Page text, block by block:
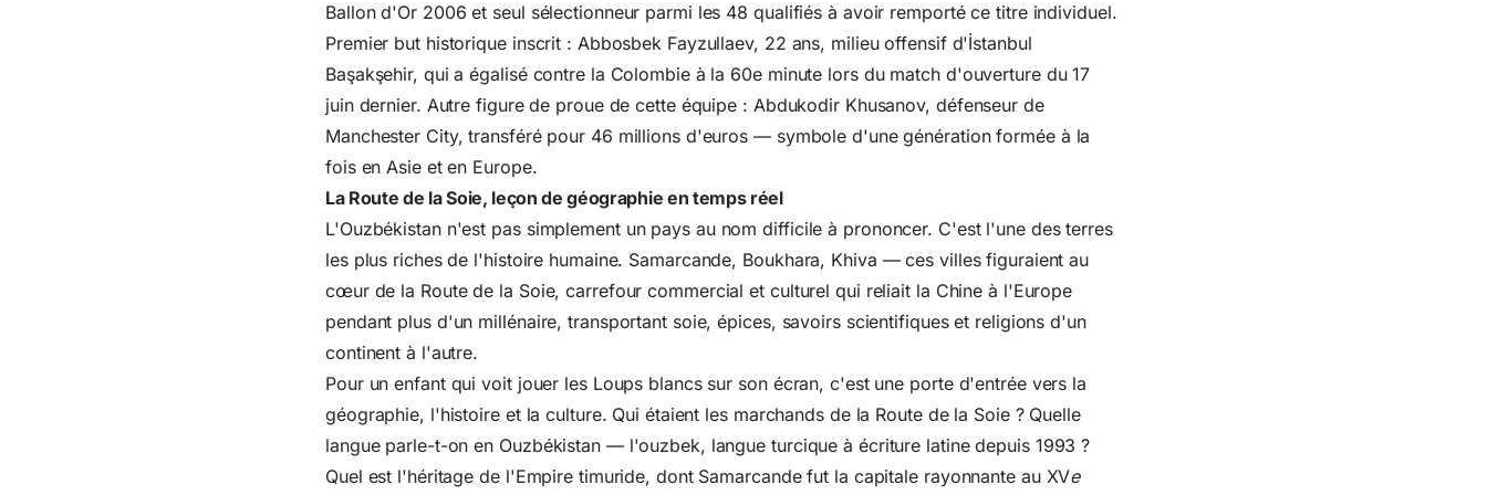
Ballon d'Or 2006 et seul sélectionneur parmi les 48 qualifiés à avoir remporté ce titre individuel.
Premier but historique inscrit : Abbosbek Fayzullaev, 22 ans, milieu offensif d'İstanbul
Başakşehir, qui a égalisé contre la Colombie à la 60e minute lors du match d'ouverture du 17
juin dernier. Autre figure de proue de cette équipe : Abdukodir Khusanov, défenseur de
Manchester City, transféré pour 46 millions d'euros — symbole d'une génération formée à la
fois en Asie et en Europe.
La Route de la Soie, leçon de géographie en temps réel
L'Ouzbékistan n'est pas simplement un pays au nom difficile à prononcer. C'est l'une des terres
les plus riches de l'histoire humaine. Samarcande, Boukhara, Khiva — ces villes figuraient au
cœur de la Route de la Soie, carrefour commercial et culturel qui reliait la Chine à l'Europe
pendant plus d'un millénaire, transportant soie, épices, savoirs scientifiques et religions d'un
continent à l'autre.
Pour un enfant qui voit jouer les Loups blancs sur son écran, c'est une porte d'entrée vers la
géographie, l'histoire et la culture. Qui étaient les marchands de la Route de la Soie ? Quelle
langue parle-t-on en Ouzbékistan — l'ouzbek, langue turcique à écriture latine depuis 1993 ?
Quel est l'héritage de l'Empire timuride, dont Samarcande fut la capitale rayonnante au XVe